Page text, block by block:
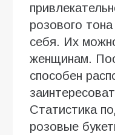
розового
себя. Их
женщинам.
способен
Статистика
розовые